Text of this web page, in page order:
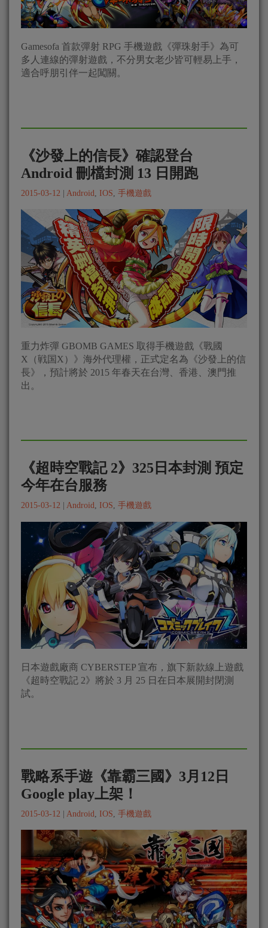
Gamesofa 首款彈射 RPG 手機遊戲《彈珠射手》為可
多人連線的彈射遊戲，不分男女老少皆可輕易上手，
適合呼朋引伴一起闖關。
《沙發上的信長》確認登台
Android 刪檔封測 13 日開跑
2015-03-12 | Android IOS 手機遊戲
重力炸彈 GBOMB GAMES 取得手機遊戲《戰國
X（戦国X）》海外代理權，正式定名為《沙發上的信
長》，預計將於 2015 年春天在台灣、香港、澳門推
出。
《超時空戰記 2》325日本封測 預定
今年在台服務
2015-03-12 Android IOS 手機遊戲
日本遊戲廠商 CYBERSTEP 宣布，旗下新款線上遊戲
《超時空戰記 2》將於 3 月 25 日在日本展開封閉測
試。
戰略系手遊《靠霸三國》3月12日
Google play上架！
2015-03-12 | Android IOS 手機遊戲